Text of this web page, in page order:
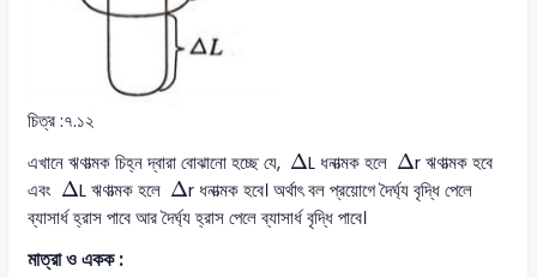
চিত্র :৭.১২
এখানে ঋণাত্মক চিহ্ন দ্বারা বোঝানো হচ্ছে যে, Δ
∆ L ধনাত্মক হলে Δ
∆ r ঋণাত্মক হবে
এবং Δ
∆ L ঋণাত্মক হলে Δ
∆ r ধনাত্মক হবে। অর্থাৎ বল প্রয়োগে দৈর্ঘ্য বৃদ্ধি পেলে
ব্যাসার্ধ হ্রাস পাবে আর দৈর্ঘ্য হ্রাস পেলে ব্যাসার্ধ বৃদ্ধি পাবে।
মাত্রা ও একক :